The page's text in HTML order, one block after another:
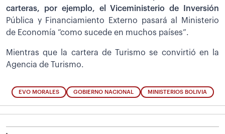
carteras, por ejemplo, el Viceministerio de Inversión
Pública y Financiamiento Externo pasará al Ministerio
de Economía “como sucede en muchos países”.
Mientras que la cartera de Turismo se convirtió en la
Agencia de Turismo.
EVO MORALES GOBIERNO NACIONAL MINISTERIOS BOLIVIA